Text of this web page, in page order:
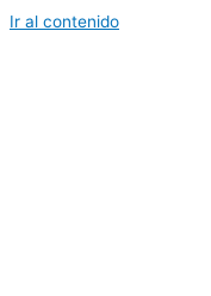
Ir al contenido